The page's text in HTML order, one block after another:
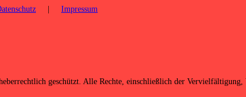
| Impressum
geschützt. Alle Rechte, einschließlich der